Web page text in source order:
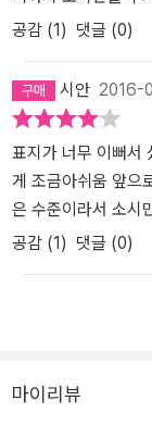
공감 (1) 댓글 (0)
시안 2016-
표지가 너무 이뻐서
게 조금아쉬움 앞으
은 수준이라서 소시
공감 (1) 댓글 (0)
마이리뷰